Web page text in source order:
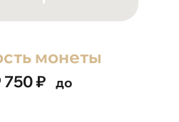
монеты
750₽ до